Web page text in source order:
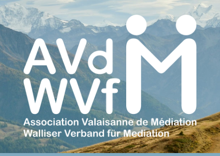
Association
Valaisanne